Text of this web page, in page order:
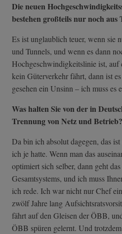
Die neuen
bestehen großteils nur noch aus
Es ist unglaublich teuer, wenn sie
und Tunnels, und wenn es dann
Hochgeschwindigkeitslinie ist, auf
kein Güterverkehr fährt, dann ist
gesehen ein Unsinn – ich muss es
Was halten Sie von der in
Trennung von Netz und Betrieb?
Da bin ich absolut dagegen, das
ich je hatte. Wenn man das
optimiert sich selber, dann geht
Gesamtsystems, und ich muss
ich rede. Ich war nicht nur Chef
zwölf Jahre lang
fährt auf den Gleisen der ÖBB,
ÖBB spüren gelernt. Und